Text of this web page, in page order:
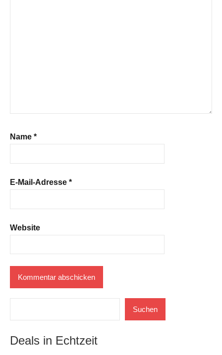
Name *
E-Mail-Adresse *
Website
Suchen
Deals in Echtzeit